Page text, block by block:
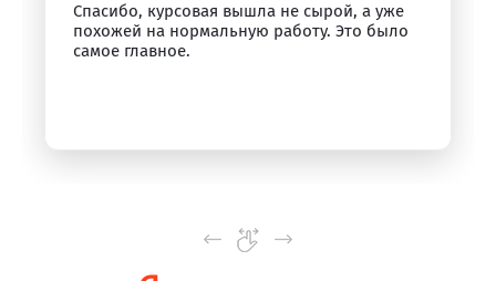
Спасибо, курсовая вышла не сырой, а уже
похожей на нормальную работу. Это было
самое главное.